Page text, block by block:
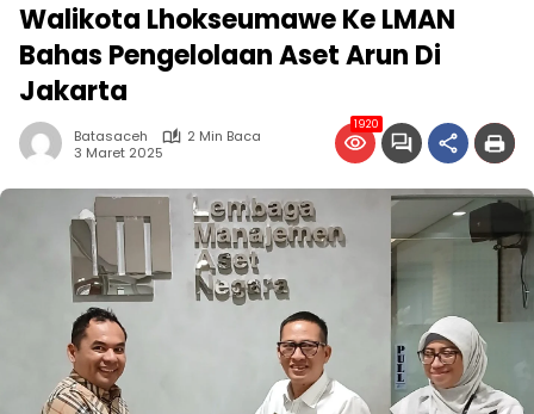
Walikota Lhokseumawe Ke LMAN
Bahas Pengelolaan Aset Arun Di
Jakarta
Batasaceh
2 Min Baca
3 Maret 2025
1920